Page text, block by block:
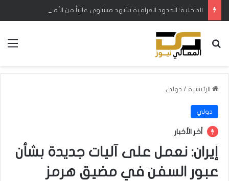
الداخلية: الحدود العراقية تشهد مستوى عالياً من الأمن والاستقرار
بحث عن
الرئيسية / دولي
دولي
أخر الأخبار
إيران: نعمل على آليات جديدة بشأن
عبور السفن في مضيق هرمز